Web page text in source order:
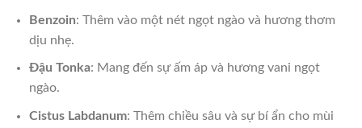
Benzoin: Thêm vào một nét ngọt ngào và hương thơm
dịu nhẹ.
Đậu Tonka: Mang đến sự ấm áp và hương vani ngọt
ngào.
Cistus Labdanum: Thêm chiều sâu và sự bí ẩn cho mùi